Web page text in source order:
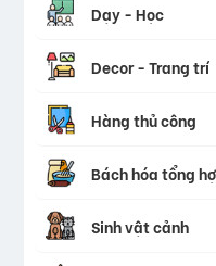
Dạy - Học
Decor - Trang trí
Hàng thủ công
Bách hóa tổng
Sinh vật cảnh